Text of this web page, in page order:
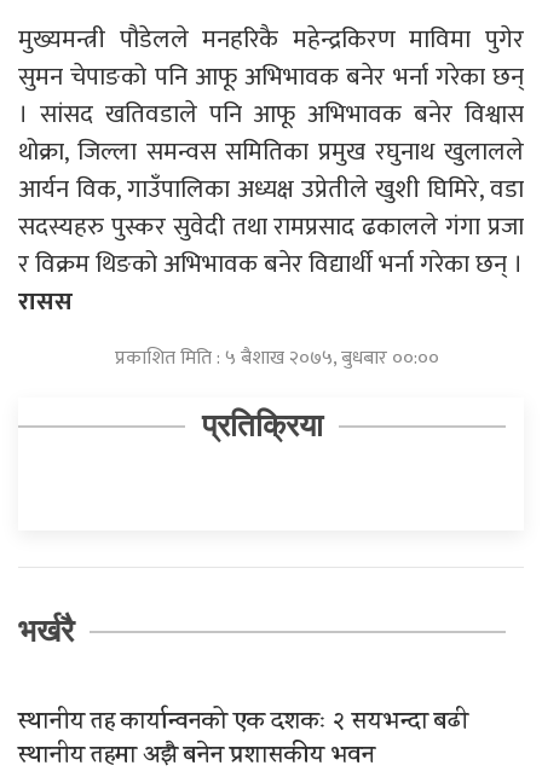
मुख्यमन्त्री पौडेलले मनहरिकै महेन्द्रकिरण माविमा पुगेर
सुमन चेपाङको पनि आफू अभिभावक बनेर भर्ना गरेका छन्
। सांसद खतिवडाले पनि आफू अभिभावक बनेर विश्वास
थोक्रा, जिल्ला समन्वस समितिका प्रमुख रघुनाथ खुलालले
आर्यन विक, गाउँपालिका अध्यक्ष उप्रेतीले खुशी घिमिरे, वडा
सदस्यहरु पुस्कर सुवेदी तथा रामप्रसाद ढकालले गंगा प्रजा
र विक्रम थिङको अभिभावक बनेर विद्यार्थी भर्ना गरेका छन् ।
रासस
प्रकाशित मिति : ५ बैशाख २०७५, बुधबार ००:००
प्रतिक्रिया
भर्खरै
स्थानीय तह कार्यान्वनको एक दशकः २ सयभन्दा बढी
स्थानीय तहमा अझै बनेन प्रशासकीय भवन